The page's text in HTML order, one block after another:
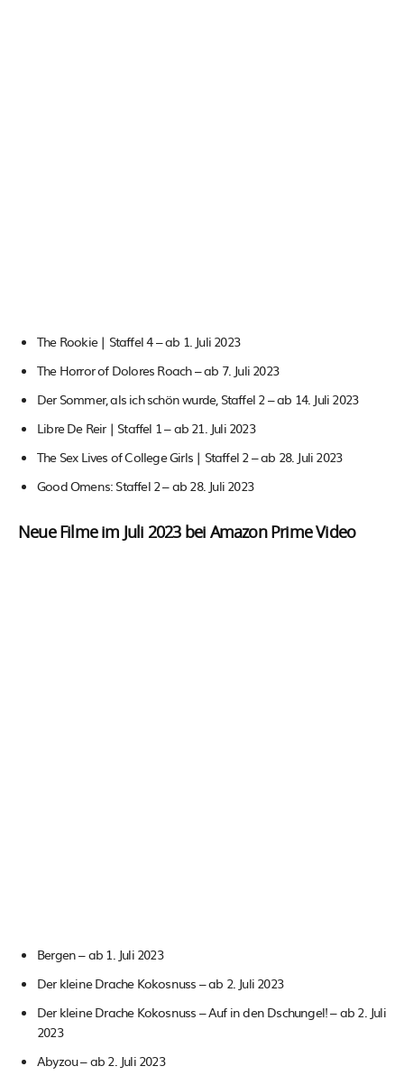
The Rookie | Staffel 4 – ab 1. Juli 2023
The Horror of Dolores Roach – ab 7. Juli 2023
Der Sommer, als ich schön wurde, Staffel 2 – ab 14. Juli 2023
Libre De Reir | Staffel 1 – ab 21. Juli 2023
The Sex Lives of College Girls | Staffel 2 – ab 28. Juli 2023
Good Omens: Staffel 2 – ab 28. Juli 2023
Neue Filme im Juli 2023 bei Amazon Prime Video
Bergen – ab 1. Juli 2023
Der kleine Drache Kokosnuss – ab 2. Juli 2023
Der kleine Drache Kokosnuss – Auf in den Dschungel! – ab 2. Juli
2023
Abyzou – ab 2. Juli 2023